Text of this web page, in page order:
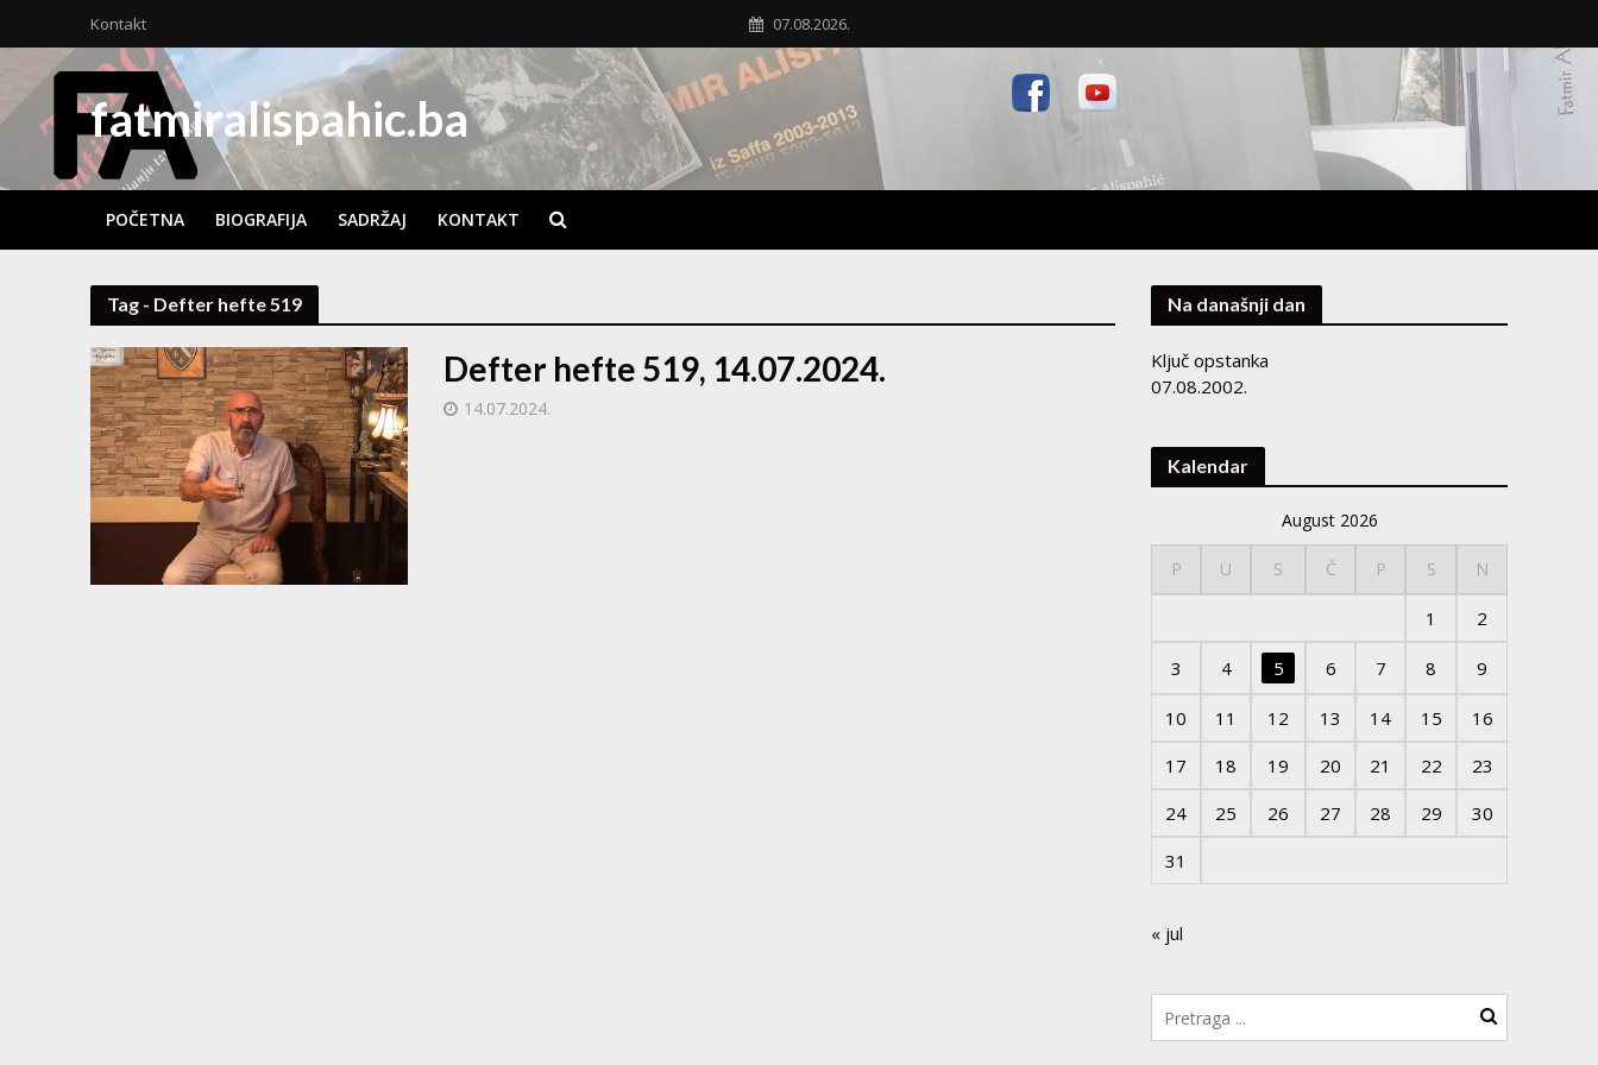
Kontakt 07.08.2026.
fatmiralispahic.ba
POČETNA BIOGRAFIJA SADRŽAJ KONTAKT
Tag - Defter hefte 519
Defter hefte 519, 14.07.2024.
14.07.2024.
Na današnji dan
Ključ opstanka
07.08.2002.
Kalendar
August 2026
P U S Č P S N
1 2
3 4 5 6 7 8 9
10 11 12 13 14 15
16
17
18 19 20 21 22
23
24
25 26 27 28 29
30
31
« jul